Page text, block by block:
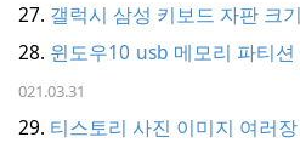
갤럭시 삼성 키보드 자판 크
윈도우10 usb 메모리 파티
021.03.31
티스토리 사진 이미지 여러